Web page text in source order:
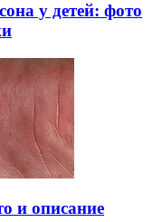
у детей: фото
и описание